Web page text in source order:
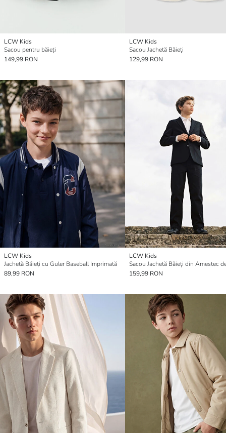
LCW Kids
Sacou pentru băieți
149,99 RON
LCW Kids
Sacou Jachetă Băieți
129,99 RON
LCW Kids
Jachetă Băieți cu Guler Baseball Imprimată
89,99 RON
LCW Kids
Sacou Jachetă Băieți din Amestec
159,99 RON